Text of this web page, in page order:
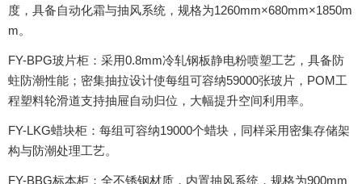
度，具备自动化霜与抽风系统，规格为1260mm×680mm×1850m
m。
FY-BPG玻片柜：采用0.8mm冷轧钢板静电粉喷塑工艺，具备防
蛀防潮性能；密集抽拉设计使每组可容纳59000张玻片，POM工
程塑料轮滑道支持抽屉自动归位，大幅提升空间利用率。
FY-LKG蜡块柜：每组可容纳19000个蜡块，同样采用密集存储架
构与防潮处理工艺。
FY-BBG标本柜：全不锈钢材质，内置抽风系统，规格为900mm